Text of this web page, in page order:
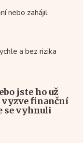
nebo zahájil
a bez rizika
jste ho už
vyzve finanční
se vyhnuli